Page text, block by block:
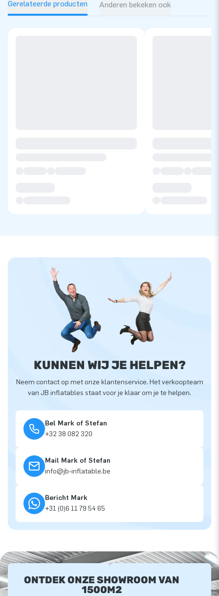
Gerelateerde producten Anderen bekeken ook
KUNNEN WIJ JE HELPEN?
Neem contact op met onze klantenservice. Het verkoopteam
van JB inflatables staat voor je klaar om je te helpen.
Bel Mark of Stefan
+32 38 082 320
Mail Mark of Stefan
info@jb-inflatable.be
Bericht Mark
+31 (0)6 11 79 54 65
ONTDEK ONZE SHOWROOM VAN
1500M2